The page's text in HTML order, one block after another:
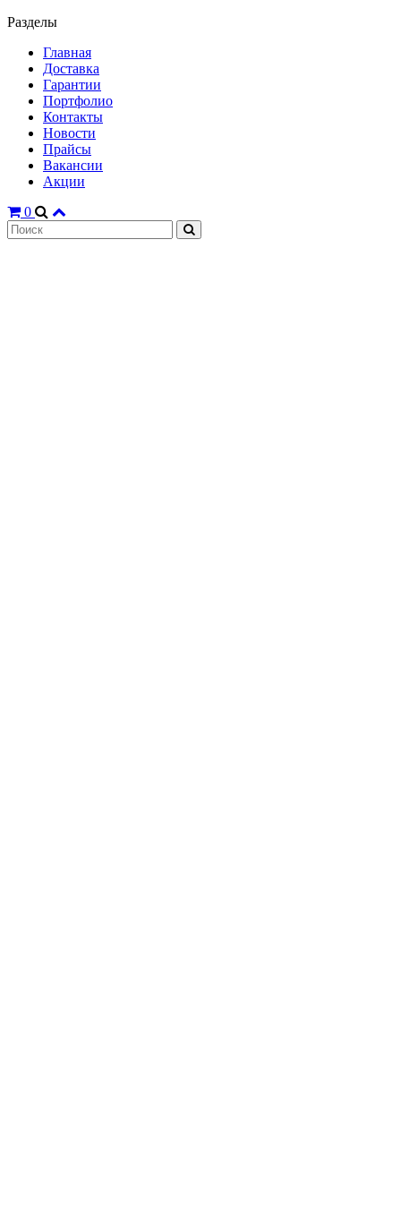
Разделы
Главная
Доставка
Гарантии
Портфолио
Контакты
Новости
Прайсы
Вакансии
Акции
0